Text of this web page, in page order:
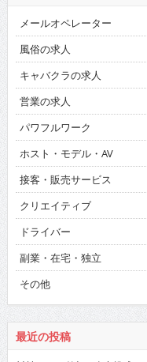
メールオペレーター
風俗の求人
キャバクラの求人
営業の求人
パワフルワーク
ホスト・モデル・AV
接客・販売サービス
クリエイティブ
ドライバー
副業・在宅・独立
その他
最近の投稿